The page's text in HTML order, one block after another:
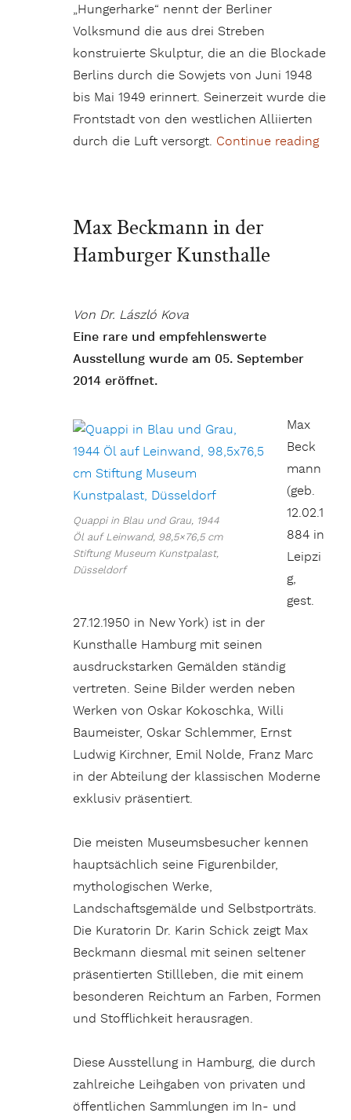
„Hungerharke“ nennt der Berliner
Volksmund die aus drei Streben
konstruierte Skulptur, die an die Blockade
Berlins durch die Sowjets von Juni 1948
bis Mai 1949 erinnert. Seinerzeit wurde die
Frontstadt von den westlichen Alliierten
durch die Luft versorgt. Continue reading
Max Beckmann in der
Hamburger Kunsthalle
Von Dr. László Kova
Eine rare und empfehlenswerte
Ausstellung wurde am 05. September
2014 eröffnet.
Quappi in Blau und Grau, 1944
Öl auf Leinwand, 98,5×76,5 cm
Stiftung Museum Kunstpalast,
Düsseldorf
Max
Beck
mann
(geb.
12.02.1
884 in
Leipzi
g,
gest.
27.12.1950 in New York) ist in der
Kunsthalle Hamburg mit seinen
ausdruckstarken Gemälden ständig
vertreten. Seine Bilder werden neben
Werken von Oskar Kokoschka, Willi
Baumeister, Oskar Schlemmer, Ernst
Ludwig Kirchner, Emil Nolde, Franz Marc
in der Abteilung der klassischen Moderne
exklusiv präsentiert.
Die meisten Museumsbesucher kennen
hauptsächlich seine Figurenbilder,
mythologischen Werke,
Landschaftsgemälde und Selbstporträts.
Die Kuratorin Dr. Karin Schick zeigt Max
Beckmann diesmal mit seinen seltener
präsentierten Stillleben, die mit einem
besonderen Reichtum an Farben, Formen
und Stofflichkeit herausragen.
Diese Ausstellung in Hamburg, die durch
zahlreiche Leihgaben von privaten und
öffentlichen Sammlungen im In- und